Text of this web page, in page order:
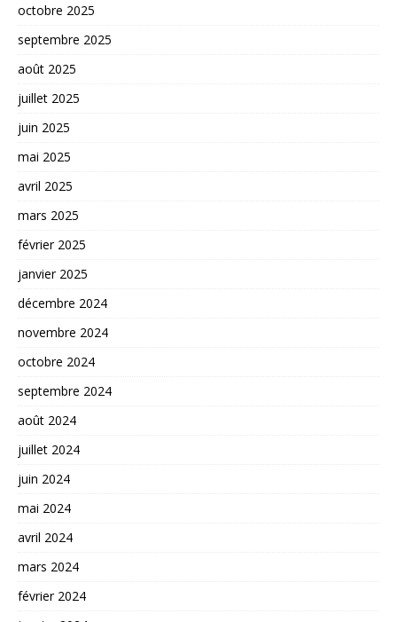
octobre 2025
septembre 2025
août 2025
juillet 2025
juin 2025
mai 2025
avril 2025
mars 2025
février 2025
janvier 2025
décembre 2024
novembre 2024
octobre 2024
septembre 2024
août 2024
juillet 2024
juin 2024
mai 2024
avril 2024
mars 2024
février 2024